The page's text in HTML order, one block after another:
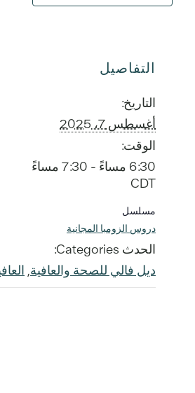
التفاصيل
التاريخ:
أغسطس 7، 2025
الوقت:
6:30 مساءً - 7:30 مساءً
CDT
مسلسل
دروس الزومبا المجانية
الحدث Categories:
ديل فالي للصحة والعافية,